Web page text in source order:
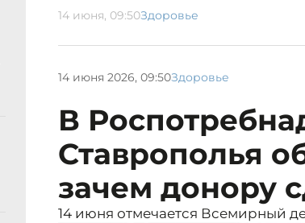
14 июня, 09:50Здоровье
14 июня 2026, 09:50Здоровье
В
Ставрополья
зачем донору
14 июня отмечается Всемирный